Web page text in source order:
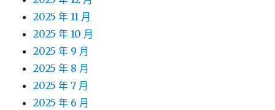
2025 年 11 月
2025 年 10 月
2025 年 9 月
2025 年 8 月
2025 年 7 月
2025 年 6 月